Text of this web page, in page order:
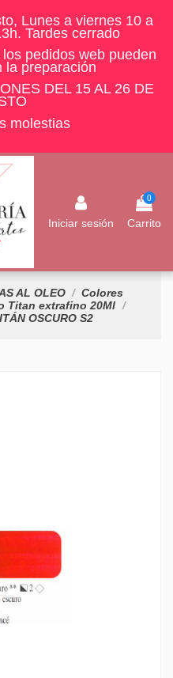
Lunes a viernes 10 a
Tardes cerrado
pedidos web pueden
la preparación
DEL 15 AL 26 DE
molestias
Iniciar sesión
0
Carrito
AL OLEO
Colores
Titan extrafino 20Ml
OSCURO S2